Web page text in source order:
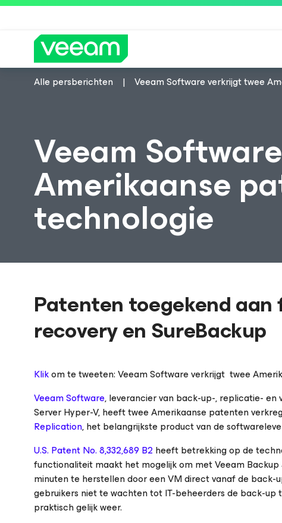
Alle persberichten Veeam Software verkrijgt twee
Veeam
Amerikaanse
technologie
Patenten toegekend
recovery en SureBackup
Klikom te tweeten: Veeam Software verkrijgt twee
Veeam Software, leverancier van back-up-, replicatie- en
Server Hyper-V, heeft twee Amerikaanse patenten
Replication, het belangrijkste product van de
U.S. Patent No. 8,332,689 B2 heeft betrekking op de
functionaliteit maakt het mogelijk om met Veeam
minuten te herstellen door een VM direct vanaf de
gebruikers niet te wachten tot IT-beheerders de back-
praktisch gelijk weer.